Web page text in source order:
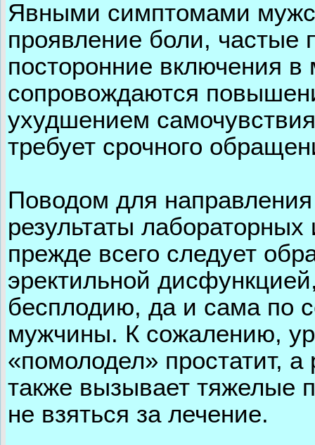
Явными симптомами
проявление боли, частые
посторонние включения
сопровождаются
ухудшением
требует срочного
Поводом для
результаты
прежде всего следует
эректильной
бесплодию, да и сама по
мужчины. К сожалению,
«помолодел» простатит, а
также вызывает тяжелые
не взяться за лечение.